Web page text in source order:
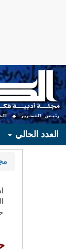
العدد الحالي